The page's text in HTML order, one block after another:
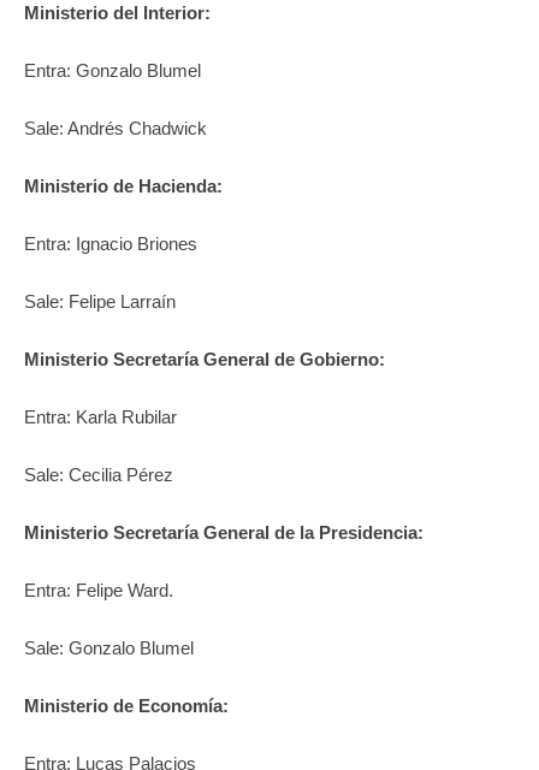
Ministerio del Interior:
Entra: Gonzalo Blumel
Sale: Andrés Chadwick
Ministerio de Hacienda:
Entra: Ignacio Briones
Sale: Felipe Larraín
Ministerio Secretaría General de Gobierno:
Entra: Karla Rubilar
Sale: Cecilia Pérez
Ministerio Secretaría General de la Presidencia:
Entra: Felipe Ward.
Sale: Gonzalo Blumel
Ministerio de Economía:
Entra: Lucas Palacios